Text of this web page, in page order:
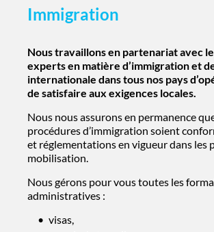
Immigration
Nous travaillons en partenariat avec
experts en matière d’immigration et
internationale dans tous nos pays
de satisfaire aux exigences locales.
Nous nous assurons en permanence
procédures d’immigration soient
et réglementations en vigueur dans les
mobilisation.
Nous gérons pour vous toutes les
administratives :
visas,